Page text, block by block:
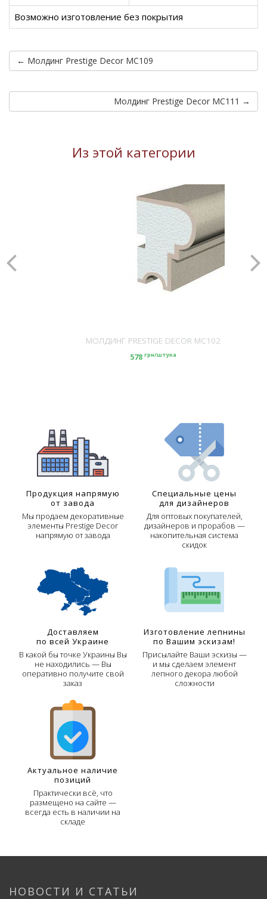
Возможно изготовление без покрытия
← Молдинг Prestige Decor MC109
Молдинг Prestige Decor MC111 →
Из этой категории
МОЛДИНГ PRESTIGE DECOR MC102
578 грн/штука
Продукция напрямую
от завода
Мы продаем декоративные
элементы Prestige Decor
напрямую от завода
Специальные цены
для дизайнеров
Для оптовых покупателей,
дизайнеров и прорабов —
накопительная система
скидок
Доставляем
по всей Украине
В какой бы точке Украины Вы
не находились — Вы
оперативно получите свой
заказ
Изготовление лепнины
по Вашим эскизам!
Присылайте Ваши эскизы —
и мы сделаем элемент
лепного декора любой
сложности
Актуальное наличие
позиций
Практически всё, что
размещено на сайте —
всегда есть в наличии на
складе
НОВОСТИ И СТАТЬИ